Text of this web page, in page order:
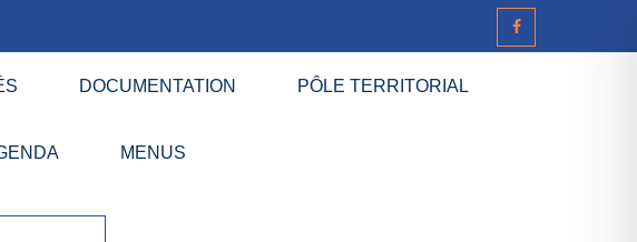
DOCUMENTATION PÔLE TERRITORIAL
MENUS